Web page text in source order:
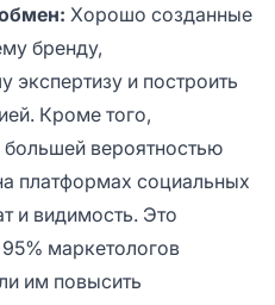
Хорошо созданные
бренду,
экспертизу и построить
Кроме того,
вероятностью
платформах социальных
и видимость. Это
маркетологов
им повысить